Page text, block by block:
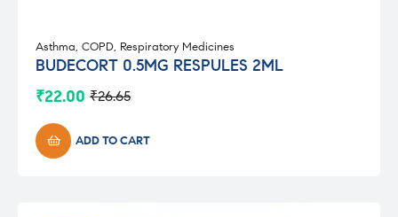
Asthma, COPD, Respiratory Medicines
BUDECORT 0.5MG RESPULES 2ML
₹26.65
Original
was:
₹26.65.
₹22.00
Current
is:
₹22.00.ADD TO CART